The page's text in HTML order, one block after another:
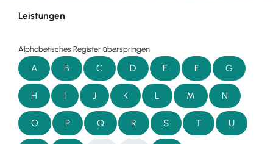
Leistungen
Alphabetisches Register überspringen
A B C D E F G
H I J K L M N
O P Q R S T U